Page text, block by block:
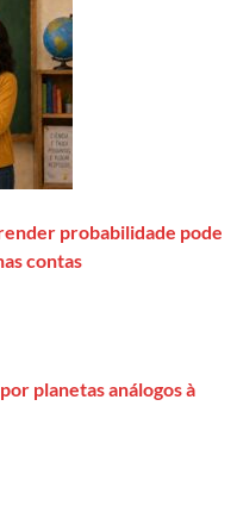
probabilidade pode
contas
planetas análogos à